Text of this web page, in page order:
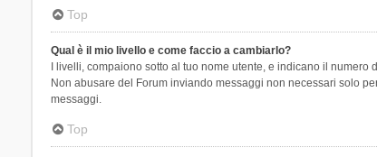
Top
Qual è il mio livello e come faccio a cambiarlo?
I livelli, compaiono sotto al tuo nome utente, e indicano il
Non abusare del Forum inviando messaggi non necessari solo
messaggi.
Top